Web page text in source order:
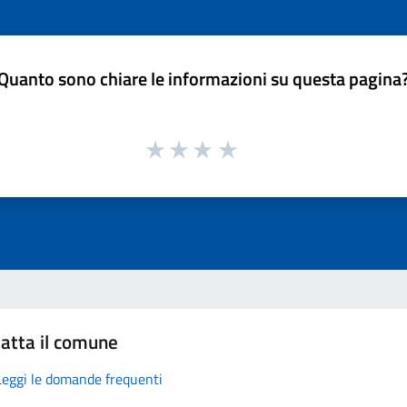
sono chiare le informazioni su questa
il comune
le domande frequenti